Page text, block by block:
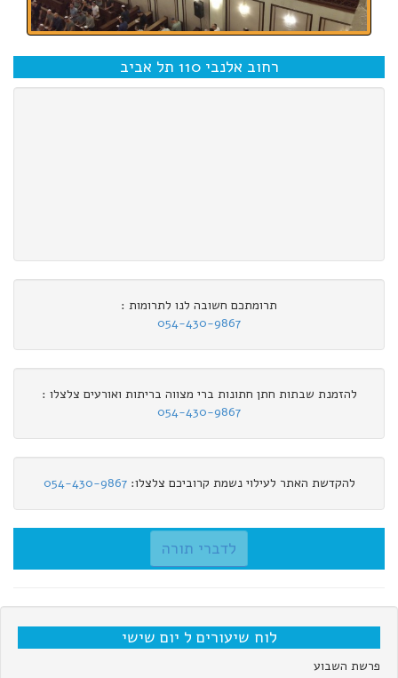
רחוב אלנבי 110 תל אביב
תרומתכם חשובה לנו לתרומות :
054-430-9867
להזמנת שבתות חתן חתונות ברי מצווה בריתות ואורעים צלצלו :
054-430-9867
להקדשת האתר לעילוי נשמת קרוביכם צלצלו:054-430-9867
לדברי תורה
לוח שיעורים ל יום שישי
פרשת השבוע